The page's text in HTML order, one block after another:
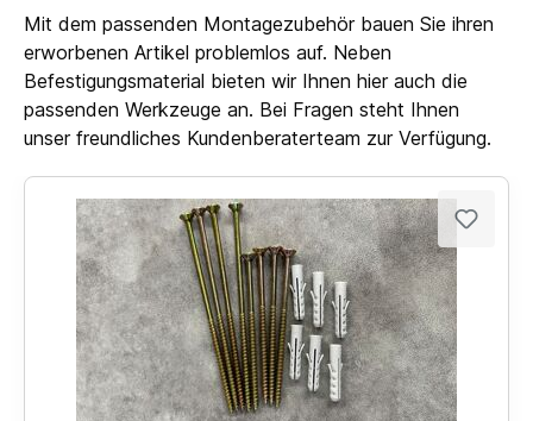
Mit dem passenden Montagezubehör bauen Sie ihren
erworbenen Artikel problemlos auf. Neben
Befestigungsmaterial bieten wir Ihnen hier auch die
passenden Werkzeuge an. Bei Fragen steht Ihnen
unser freundliches Kundenberaterteam zur Verfügung.